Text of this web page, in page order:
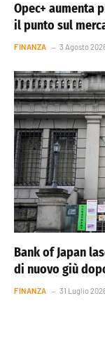
Opec+ aumenta
il punto sul
FINANZA 3 Agosto
Bank of Japan
di nuovo giù
FINANZA 31 Luglio